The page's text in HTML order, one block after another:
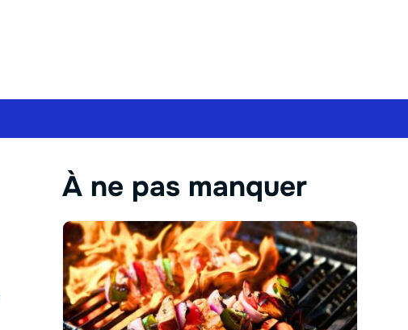
À ne pas manquer